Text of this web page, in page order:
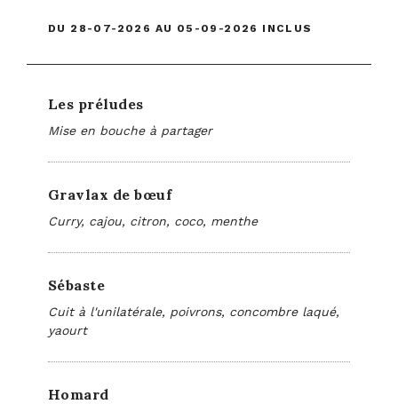
DU 28-07-2026 AU 05-09-2026 INCLUS
Les préludes
Mise en bouche à partager
Gravlax de bœuf
Curry, cajou, citron, coco, menthe
Sébaste
Cuit à l'unilatérale, poivrons, concombre laqué,
yaourt
Homard